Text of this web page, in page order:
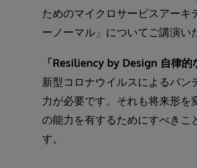
ためのマイクロサービスアーキ
ーノーマル」についてご講演い
「Resiliency by Design 自律的
新型コロナウイルスによるパ
力が必要です。それも将来形を
の能力を有するためにすべきこ
す。